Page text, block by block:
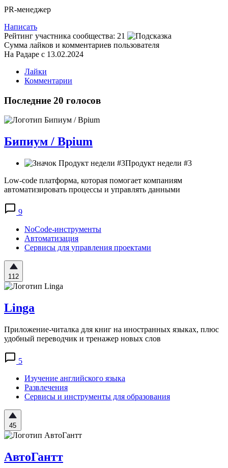
PR-менеджер
Написать
Рейтинг участника сообщества: 21
Сумма лайков и комментариев пользователя
На Радаре с 13.02.2024
Лайки
Комментарии
Последние 20 голосов
Бипиум / Bpium
Продукт недели #3
Low-code платформа, которая помогает компаниям
автоматизировать процессы и управлять данными
9
NoCode-инструменты
Автоматизация
Сервисы для управления проектами
112
Linga
Приложение-читалка для книг на иностранных языках, плюс
удобный переводчик и тренажер новых слов
5
Изучение английского языка
Развлечения
Сервисы и инструменты для образования
45
АвтоГантт